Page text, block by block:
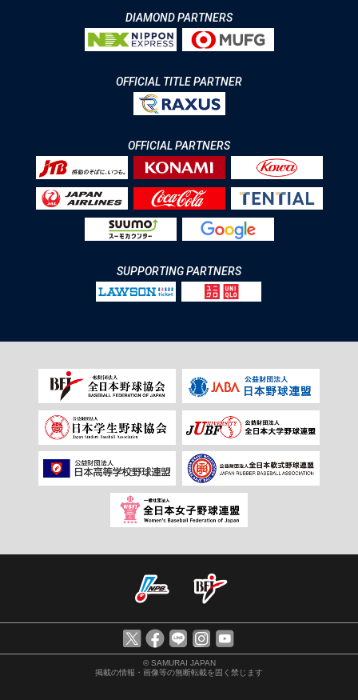
DIAMOND PARTNERS
OFFICIAL TITLE PARTNER
OFFICIAL PARTNERS
SUPPORTING PARTNERS
© SAMURAI JAPAN
掲載の情報・画像等の無断転載を固く禁じます